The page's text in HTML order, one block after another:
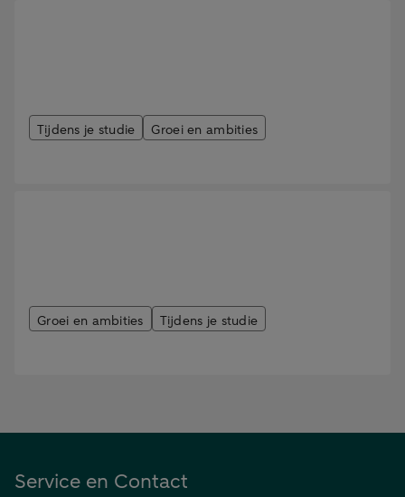
Tijdens je studie Groei en ambities
Groei en ambities Tijdens je studie
Service en Contact